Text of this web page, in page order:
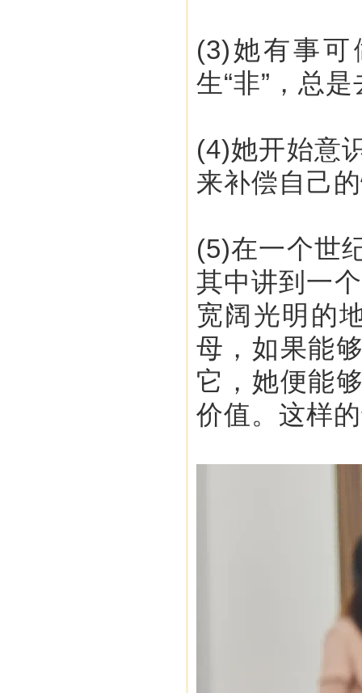
(3)她有事
生“非”，总
(4)她开始意
来补偿自己
(5)在一个世
其中讲到一
宽阔光明的
母，如果能
它，她便能
价值。这样